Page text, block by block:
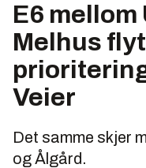
E6
Melhus
Veier
Det samme skjer
og Ålgård.